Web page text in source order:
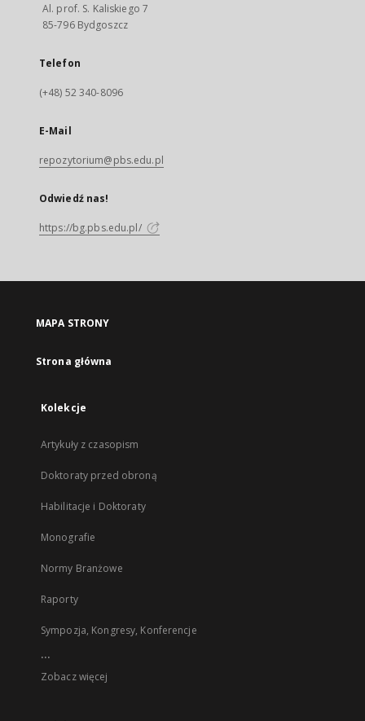
Al. prof. S. Kaliskiego 7
85-796 Bydgoszcz
Telefon
(+48) 52 340-8096
E-Mail
repozytorium@pbs.edu.pl
Odwiedź nas!
https://bg.pbs.edu.pl/
MAPA STRONY
Strona główna
Kolekcje
Artykuły z czasopism
Doktoraty przed obroną
Habilitacje i Doktoraty
Monografie
Normy Branżowe
Raporty
Sympozja, Kongresy, Konferencje
...
Zobacz więcej